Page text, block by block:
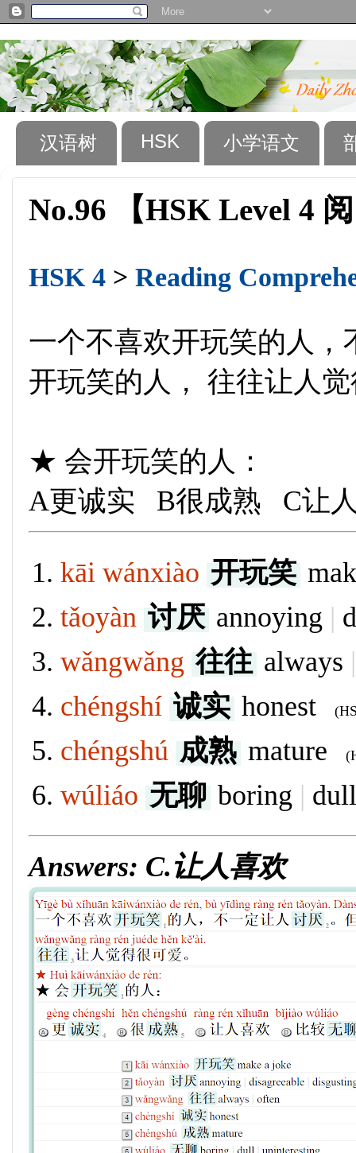
汉语树 HSK 小学语文
No.96 【HSK Level 4
HSK 4 > Reading
一个不喜欢开玩笑的人
开玩笑的人， 往往让人
★ 会开玩笑的人：
A更诚实 B很成熟 C让
kāi wánxiào 开玩笑
tǎoyàn 讨厌 annoying |
wǎngwǎng 往往 always |
chéngshí 诚实 honest
chéngshú 成熟 mature
wúliáo 无聊 boring |
Answers: C.让人喜欢